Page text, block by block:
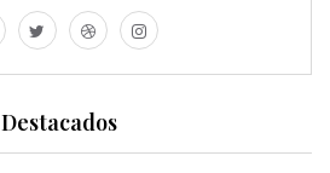
Destacados